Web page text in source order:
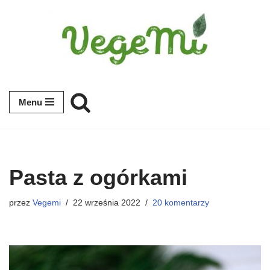
Menu
Pasta z ogórkami
przez Vegemi 22 września 2022 20 komentarzy